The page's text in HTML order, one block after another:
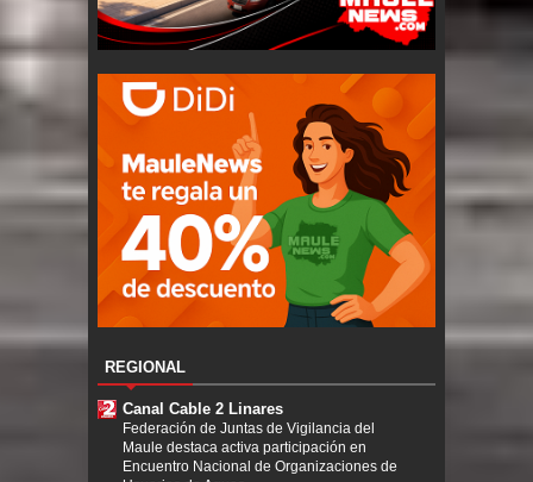
REGIONAL
Canal Cable 2 Linares
Federación de Juntas de Vigilancia del
Maule destaca activa participación en
Encuentro Nacional de Organizaciones de